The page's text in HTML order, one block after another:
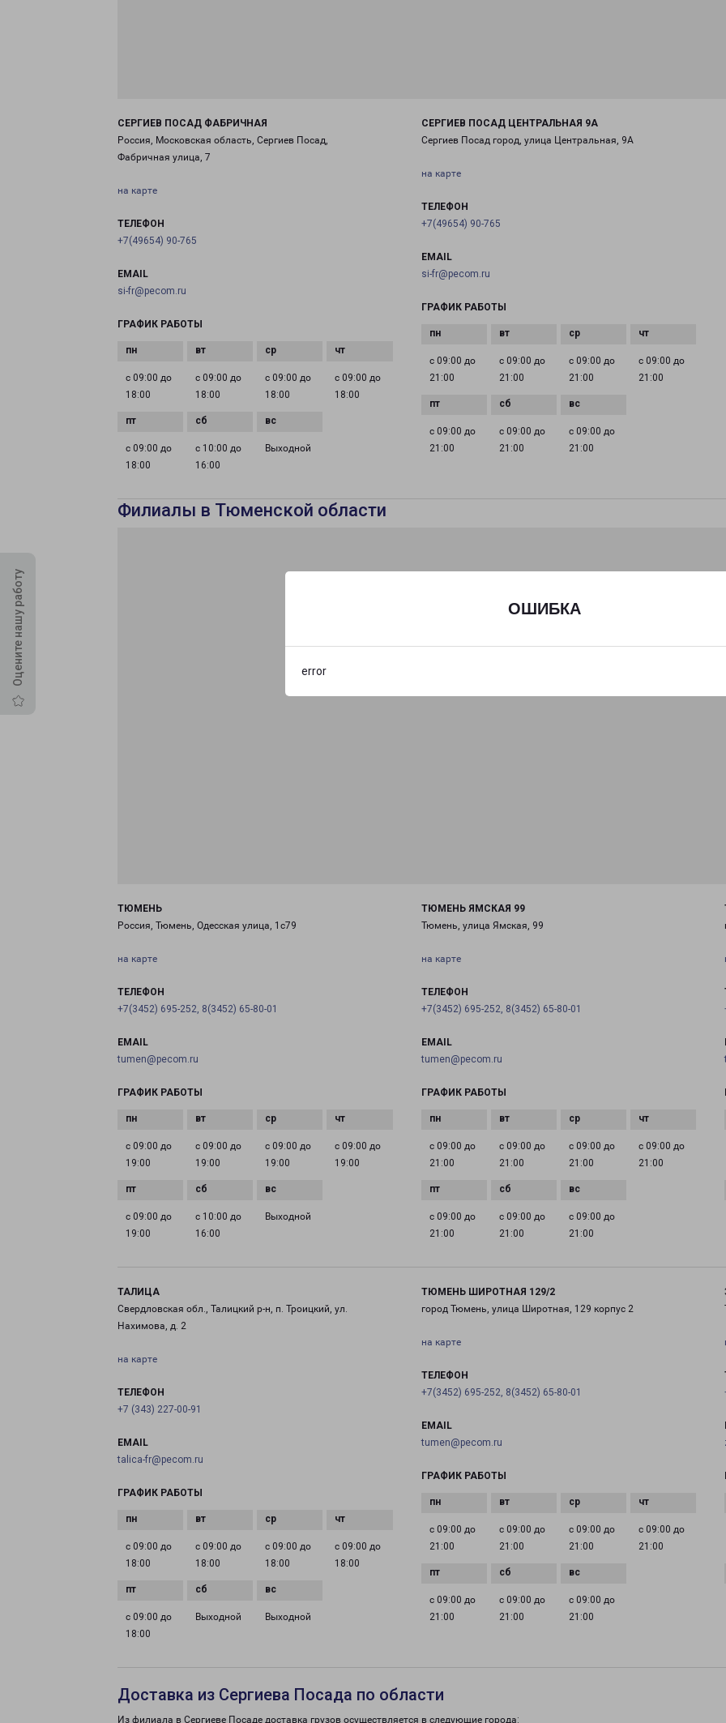
ОШИБКА
error
Оцените нашу работу
СЕРГИЕВ ПОСАД ФАБРИЧНАЯ
Россия, Московская область, Сергиев Посад,
Фабричная улица, 7
на карте
ТЕЛЕФОН
+7(49654) 90-765
EMAIL
si-fr@pecom.ru
ГРАФИК РАБОТЫ
с 09:00 до
18:00
с 09:00 до
18:00
с 09:00 до
18:00
с 09:00 до
18:00
с 09:00 до
18:00
с 10:00 до
16:00
Выходной
СЕРГИЕВ ПОСАД ЦЕНТРАЛЬНАЯ 9А
Сергиев Посад город, улица Центральная, 9А
на карте
ТЕЛЕФОН
+7(49654) 90-765
EMAIL
si-fr@pecom.ru
ГРАФИК РАБОТЫ
с 09:00 до
21:00
с 09:00 до
21:00
с 09:00 до
21:00
с 09:00 до
21:00
с 09:00 до
21:00
с 09:00 до
21:00
с 09:00 до
21:00
Филиалы в Тюменской области
ТЮМЕНЬ
Россия, Тюмень, Одесская улица, 1с79
на карте
ТЕЛЕФОН
+7(3452) 695-252, 8(3452) 65-80-01
EMAIL
tumen@pecom.ru
ГРАФИК РАБОТЫ
с 09:00 до
19:00
с 09:00 до
19:00
с 09:00 до
19:00
с 09:00 до
19:00
с 09:00 до
19:00
с 10:00 до
16:00
Выходной
ТЮМЕНЬ ЯМСКАЯ 99
Тюмень, улица Ямская, 99
на карте
ТЕЛЕФОН
+7(3452) 695-252, 8(3452) 65-80-01
EMAIL
tumen@pecom.ru
ГРАФИК РАБОТЫ
с 09:00 до
21:00
с 09:00 до
21:00
с 09:00 до
21:00
с 09:00 до
21:00
с 09:00 до
21:00
с 09:00 до
21:00
с 09:00 до
21:00
ТАЛИЦА
Свердловская обл., Талицкий р-н, п. Троицкий, ул.
Нахимова, д. 2
на карте
ТЕЛЕФОН
+7 (343) 227-00-91
EMAIL
talica-fr@pecom.ru
ГРАФИК РАБОТЫ
с 09:00 до
18:00
с 09:00 до
18:00
с 09:00 до
18:00
с 09:00 до
18:00
с 09:00 до
18:00
Выходной Выходной
ТЮМЕНЬ ШИРОТНАЯ 129/2
город Тюмень, улица Широтная, 129 корпус 2
на карте
ТЕЛЕФОН
+7(3452) 695-252, 8(3452) 65-80-01
EMAIL
tumen@pecom.ru
ГРАФИК РАБОТЫ
с 09:00 до
21:00
с 09:00 до
21:00
с 09:00 до
21:00
с 09:00 до
21:00
с 09:00 до
21:00
с 09:00 до
21:00
с 09:00 до
21:00
Доставка из Сергиева Посада по области
Из филиала в Сергиеве Посаде доставка грузов осуществляется в следующие города: